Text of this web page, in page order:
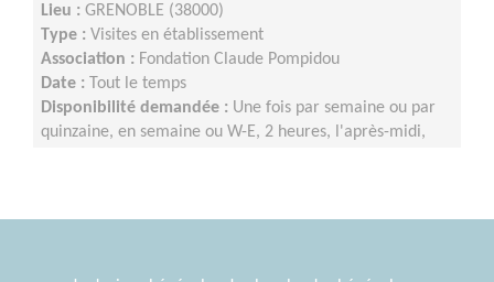
Lieu : GRENOBLE (38000)
Type : Visites en établissement
Association : Fondation Claude Pompidou
Date : Tout le temps
Disponibilité demandée : Une fois par semaine ou par
quinzaine, en semaine ou W-E, 2 heures, l'après-midi,